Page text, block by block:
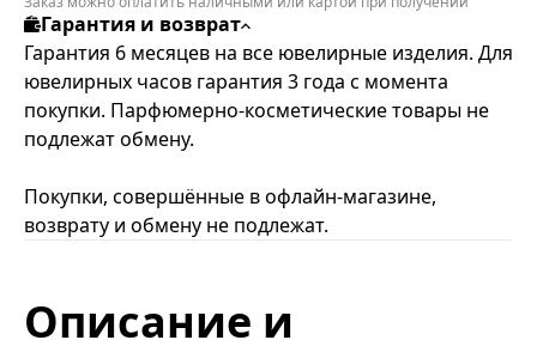
Гарантия и возврат
Гарантия 6 месяцев на все ювелирные изделия. Для
ювелирных часов гарантия 3 года с момента
покупки. Парфюмерно-косметические товары не
подлежат обмену.
Покупки, совершённые в офлайн-магазине,
возврату и обмену не подлежат.
Описание и